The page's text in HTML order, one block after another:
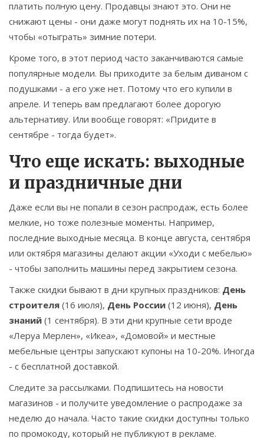
платить полную цену. Продавцы знают это. Они не
снижают цены - они даже могут поднять их на 10-15%,
чтобы «отыграть» зимние потери.
Кроме того, в этот период часто заканчиваются самые
популярные модели. Вы приходите за белым диваном с
подушками - а его уже нет. Потому что его купили в
апреле. И теперь вам предлагают более дорогую
альтернативу. Или вообще говорят: «Придите в
сентябре - тогда будет».
Что еще искать: выходные
и праздничные дни
Даже если вы не попали в сезон распродаж, есть более
мелкие, но тоже полезные моменты. Например,
последние выходные месяца. В конце августа, сентября
или октября магазины делают акции «Уходи с мебелью»
- чтобы заполнить машины перед закрытием сезона.
Также скидки бывают в дни крупных праздников: День
строителя (16 июля), День России (12 июня), День
знаний (1 сентября). В эти дни крупные сети вроде
«Леруа Мерлен», «Икеа», «Домовой» и местные
мебельные центры запускают купоны на 10-20%. Иногда
- с бесплатной доставкой.
Следите за рассылками. Подпишитесь на новости
магазинов - и получите уведомление о распродаже за
неделю до начала. Часто такие скидки доступны только
по промокоду, который не публикуют в рекламе.